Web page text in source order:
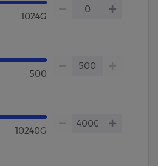
1024G
500
10240G